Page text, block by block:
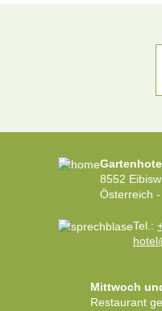
8552
Österreich
Tel.:
Mittwoch
Restaurant